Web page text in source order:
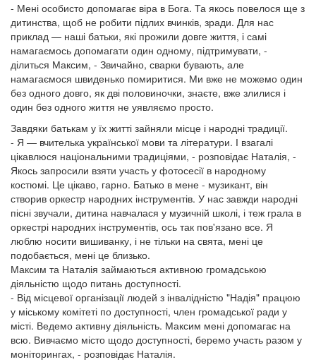
- Мені особисто допомагає віра в Бога. Та якось повелося ще з
дитинства, щоб не робити підлих вчинків, зради. Для нас
приклад — наші батьки, які прожили довге життя, і самі
намагаємось допомагати один одному, підтримувати, -
ділиться Максим, - Звичайно, сварки бувають, але
намагаємося швиденько помиритися. Ми вже не можемо один
без одного довго, як дві половиночки, знаєте, вже злилися і
один без одного життя не уявляємо просто.
Завдяки батькам у їх житті зайняли місце і народні традиції.
- Я — вчителька української мови та літератури. І взагалі
цікавлюся національними традиціями, - розповідає Наталія, -
Якось запросили взяти участь у фотосесії в народному
костюмі. Це цікаво, гарно. Батько в мене - музикант, він
створив оркестр народних інструментів. У нас завжди народні
пісні звучали, дитина навчалася у музичній школі, і теж грала в
оркестрі народних інструментів, ось так пов'язано все. Я
люблю носити вишиванку, і не тільки на свята, мені це
подобається, мені це близько.
Максим та Наталія займаються активною громадською
діяльністю щодо питань доступності.
- Від місцевої організації людей з інвалідністю "Надія" працюю
у міському комітеті по доступності, член громадської ради у
місті. Ведемо активну діяльність. Максим мені допомагає на
всю. Вивчаємо місто щодо доступності, беремо участь разом у
моніторингах, - розповідає Наталія.